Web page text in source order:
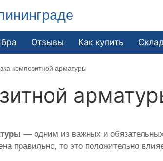
Отзывы Как купить
композитной арматуры
— одним из важных и обязательных
правильно, то это положительно